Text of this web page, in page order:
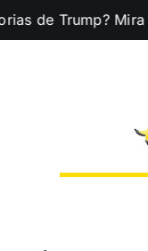
Skip
Mira